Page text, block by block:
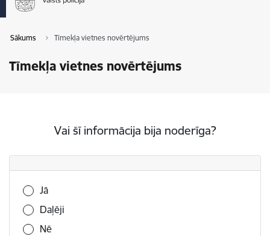
Sākums Tīmekļa vietnes novērtējums
Tīmekļa vietnes novērtējums
Vai šī informācija bija noderīga?
Vai šī informācija bija noderīga?
Jā
Daļēji
Nē